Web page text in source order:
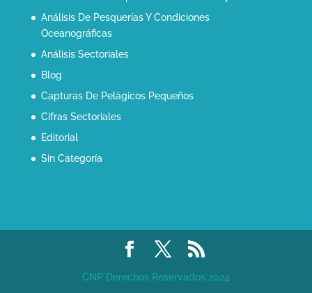
Análisis De Pesquerías Y Condiciones
Oceanográficas
Análisis Sectoriales
Blog
Capturas De Pelágicos Pequeños
Cifras Sectoriales
Editorial
Sin Categoría
CNP Derechos Reservados 2024